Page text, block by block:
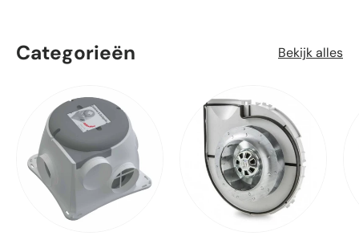
Categorieën Bekijk alles